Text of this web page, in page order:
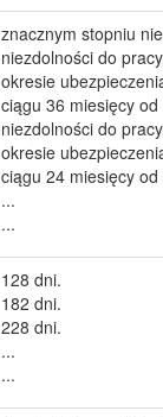
znacznym stopniu
niezdolności do
okresie
ciągu 36 miesięcy
niezdolności do
okresie
ciągu 24 miesięcy
...
...
128 dni.
182 dni.
228 dni.
...
...